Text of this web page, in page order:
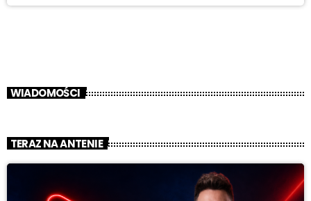
WIADOMOŚCI
TERAZ NA ANTENIE